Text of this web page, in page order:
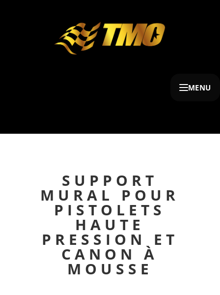
MENU
SUPPORT
MURAL POUR
PISTOLETS
HAUTE
PRESSION ET
CANON À
MOUSSE